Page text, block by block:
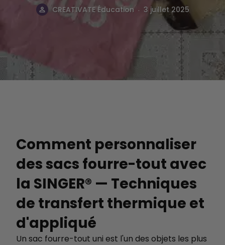
CREATIVATE Éducation . 3 juillet 2025
Comment personnaliser
des sacs fourre-tout avec
la SINGER® — Techniques
de transfert thermique et
d'appliqué
Un sac fourre-tout uni est l'un des objets les plus